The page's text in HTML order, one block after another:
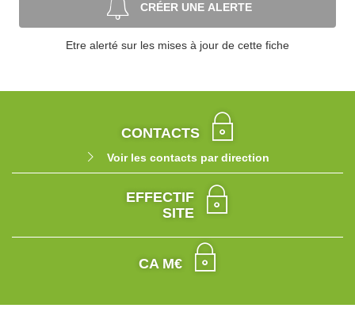
CRÉER UNE ALERTE
Etre alerté sur les mises à jour de cette fiche
CONTACTS
Voir les contacts par direction
EFFECTIF
SITE
CA M€